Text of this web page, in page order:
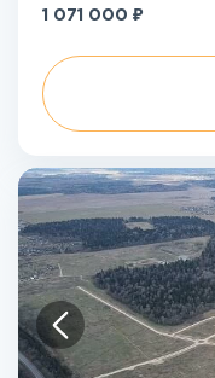
1 071 000 ₽